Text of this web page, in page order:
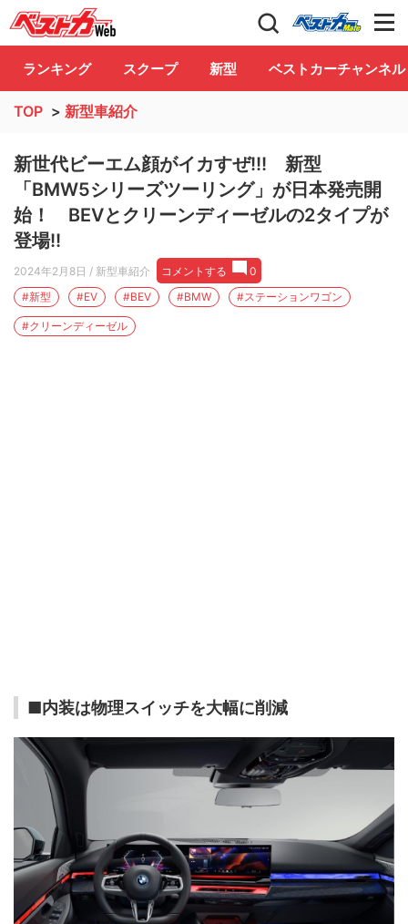
自動車情報誌「ベストカー」 Club
ランキング スクープ 新型 ベストカーチャンネル
TOP > 新型車紹介
新世代ビーエム顔がイカすぜ!!! 新型
「BMW5シリーズツーリング」が日本発売開
始！ BEVとクリーンディーゼルの2タイプが
登場!!
2024年2月8日 / 新型車紹介 コメントする
0
#新型
#EV #BEV #BMW #ステーションワゴン
#クリーンディーゼル
■内装は物理スイッチを大幅に削減